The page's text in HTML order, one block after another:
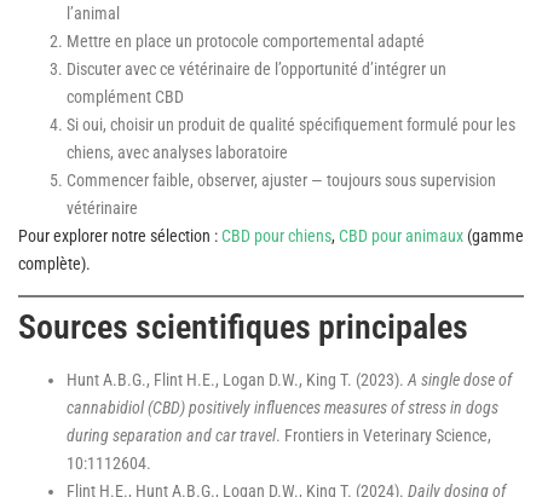
l’animal
Mettre en place un protocole comportemental adapté
Discuter avec ce vétérinaire de l’opportunité d’intégrer un
complément CBD
Si oui, choisir un produit de qualité spécifiquement formulé pour les
chiens, avec analyses laboratoire
Commencer faible, observer, ajuster — toujours sous supervision
vétérinaire
Pour explorer notre sélection :CBD pour chiens, CBD pour animaux (gamme
complète).
Sources scientifiques principales
Hunt A.B.G., Flint H.E., Logan D.W., King T. (2023).A single dose of
cannabidiol (CBD) positively influences measures of stress in dogs
during separation and car travel. Frontiers in Veterinary Science,
10:1112604.
Flint H.E., Hunt A.B.G., Logan D.W., King T. (2024). Daily dosing of